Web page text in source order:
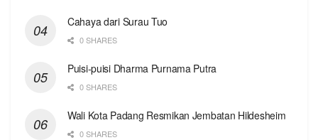
Cahaya dari Surau Tuo
0 SHARES
Puisi-puisi Dharma Purnama Putra
0 SHARES
Wali Kota Padang Resmikan Jembatan Hildesheim
0 SHARES